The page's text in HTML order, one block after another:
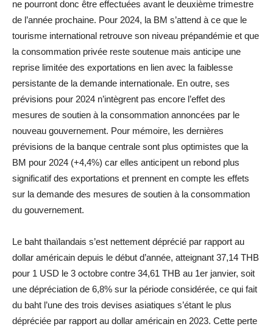
ne pourront donc être effectuées avant le deuxième trimestre
de l’année prochaine. Pour 2024, la BM s’attend à ce que le
tourisme international retrouve son niveau prépandémie et que
la consommation privée reste soutenue mais anticipe une
reprise limitée des exportations en lien avec la faiblesse
persistante de la demande internationale. En outre, ses
prévisions pour 2024 n’intègrent pas encore l’effet des
mesures de soutien à la consommation annoncées par le
nouveau gouvernement. Pour mémoire, les dernières
prévisions de la banque centrale sont plus optimistes que la
BM pour 2024 (+4,4%) car elles anticipent un rebond plus
significatif des exportations et prennent en compte les effets
sur la demande des mesures de soutien à la consommation
du gouvernement.
Le baht thaïlandais s’est nettement déprécié par rapport au
dollar américain depuis le début d’année, atteignant 37,14 THB
pour 1 USD le 3 octobre contre 34,61 THB au 1er janvier, soit
une dépréciation de 6,8% sur la période considérée, ce qui fait
du baht l’une des trois devises asiatiques s’étant le plus
dépréciée par rapport au dollar américain en 2023. Cette perte